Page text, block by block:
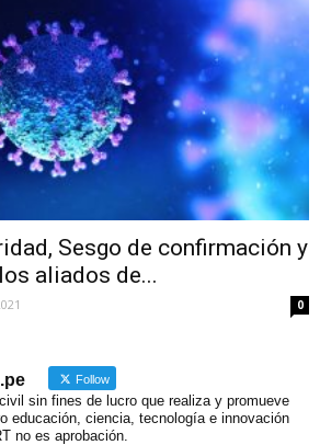
Peruanos
Sesgo de confirmación y
aliados de...
0
Follow
sin fines de lucro que realiza y promueve
educación, ciencia, tecnología e innovación
no es aprobación.